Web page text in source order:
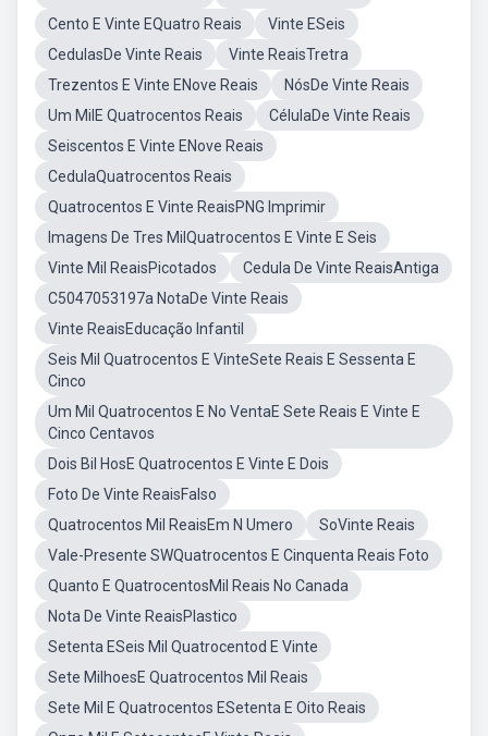
Cento E Vinte EQuatro Reais
Vinte ESeis
CedulasDe Vinte Reais
Vinte ReaisTretra
Trezentos E Vinte ENove Reais
NósDe Vinte Reais
Um MilE Quatrocentos Reais
CélulaDe Vinte Reais
Seiscentos E Vinte ENove Reais
CedulaQuatrocentos Reais
Quatrocentos E Vinte ReaisPNG Imprimir
Imagens De Tres MilQuatrocentos E Vinte E Seis
Vinte Mil ReaisPicotados
Cedula De Vinte ReaisAntiga
C5047053197a NotaDe Vinte Reais
Vinte ReaisEducação Infantil
Seis Mil Quatrocentos E VinteSete Reais E Sessenta E
Cinco
Um Mil Quatrocentos E No VentaE Sete Reais E Vinte E
Cinco Centavos
Dois Bil HosE Quatrocentos E Vinte E Dois
Foto De Vinte ReaisFalso
Quatrocentos Mil ReaisEm N Umero
SoVinte Reais
Vale-Presente SWQuatrocentos E Cinquenta Reais Foto
Quanto E QuatrocentosMil Reais No Canada
Nota De Vinte ReaisPlastico
Setenta ESeis Mil Quatrocentod E Vinte
Sete MilhoesE Quatrocentos Mil Reais
Sete Mil E Quatrocentos ESetenta E Oito Reais